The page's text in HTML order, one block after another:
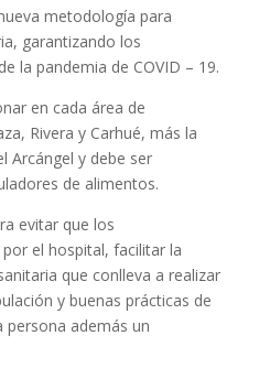
metodología para
garantizando los
la pandemia de COVID – 19.
en cada área de
Rivera y Carhué, más la
Arcángel y debe ser
de alimentos.
evitar que los
el hospital, facilitar la
que conlleva a realizar
y buenas prácticas de
además un